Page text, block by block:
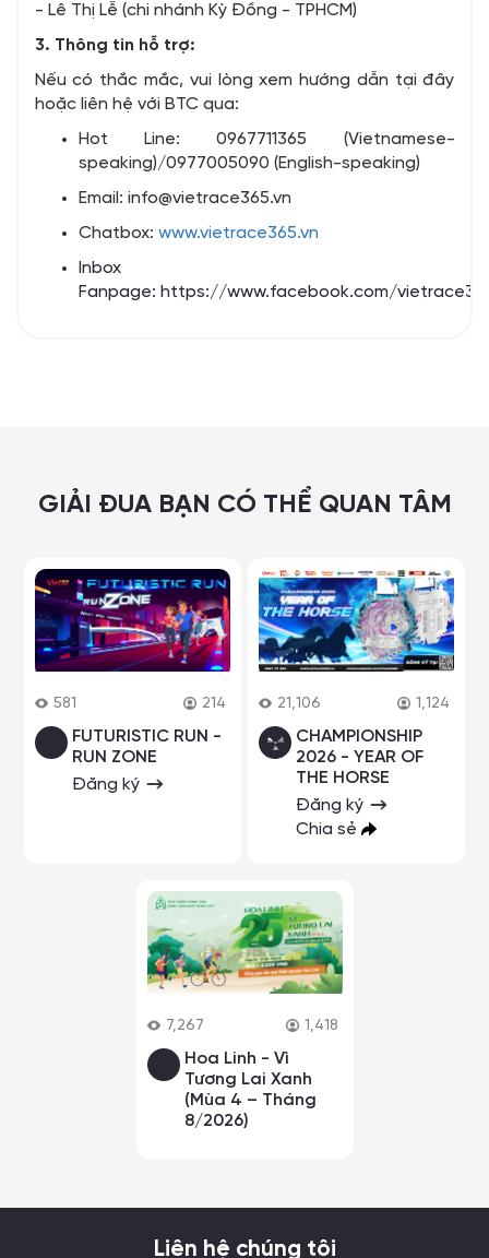
- Lê Thị Lễ (chi nhánh Kỳ Đồng - TPHCM)
3. Thông tin hỗ trợ:
Nếu có thắc mắc, vui lòng xem hướng dẫn tại đây
hoặc liên hệ với BTC qua:
Hot Line: 0967711365 (Vietnamese-
speaking)/0977005090 (English-speaking)
Email: info@vietrace365.vn
Chatbox: www.vietrace365.vn
Inbox
Fanpage: https://www.facebook.com/
GIẢI ĐUA BẠN CÓ THỂ QUAN TÂM
581 214
FUTURISTIC RUN -
RUN ZONE
Đăng ký
21,106 1,124
CHAMPIONSHIP
2026 - YEAR OF
THE HORSE
Đăng ký
Chia sẻ
7,267 1,418
Hoa Linh - Vì
Tương Lai Xanh
(Mùa 4 – Tháng
8/2026)
Liên hệ chúng tôi